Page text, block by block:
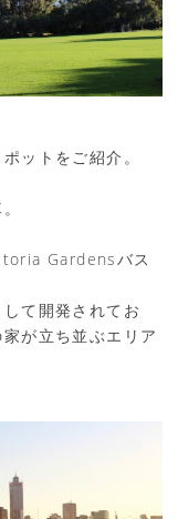
ットをご紹介。
Gardensバス
て開発されてお
が立ち並ぶエリア